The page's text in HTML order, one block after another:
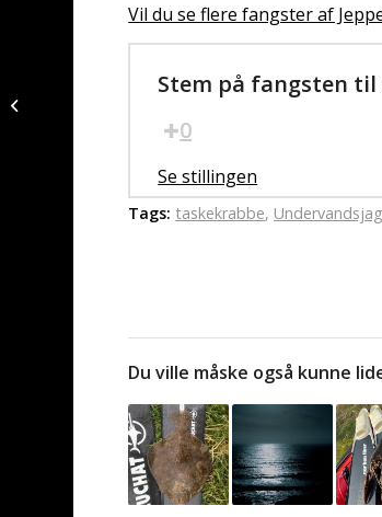
Vil du se flere fangster af
Stem på fangsten
0
Se stillingen
Tags: taskekrabbe,
Du ville måske også kunne
Rødtunge fanget af